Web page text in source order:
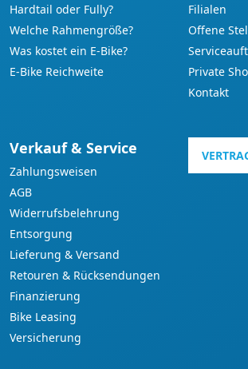
Hardtail oder Fully?
Welche Rahmengröße?
Was kostet ein E-Bike?
E-Bike Reichweite
Filialen
Offene
Private
Kontakt
Verkauf & Service
Zahlungsweisen
AGB
Widerrufsbelehrung
Entsorgung
Lieferung & Versand
Retouren & Rücksendungen
Finanzierung
Bike Leasing
Versicherung